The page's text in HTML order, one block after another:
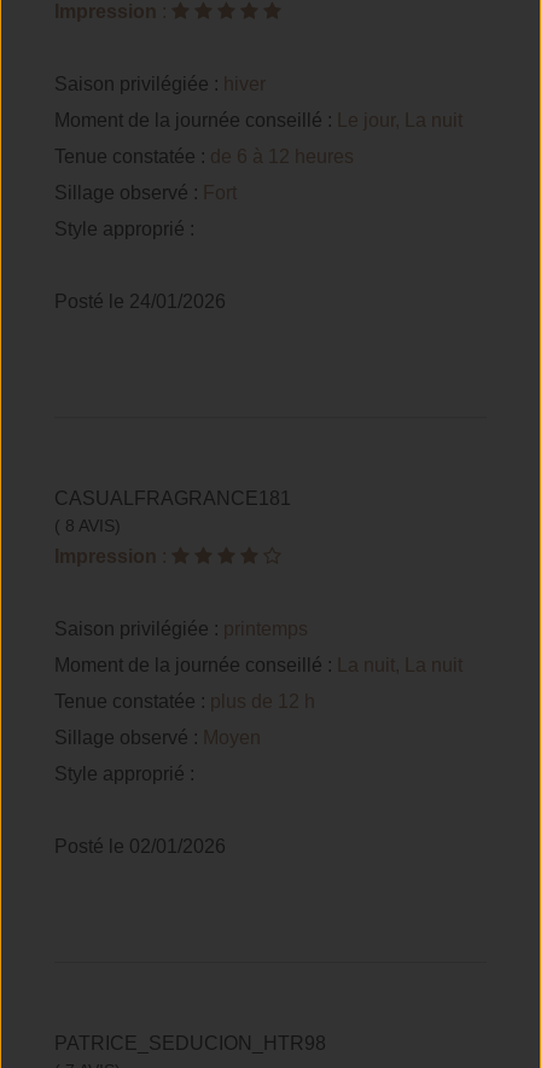
Impression :
Saison privilégiée : hiver
Moment de la journée conseillé :
Le jour, La nuit
Tenue constatée : de 6 à 12 heures
Sillage observé : Fort
Style approprié :
Posté le 24/01/2026
CASUALFRAGRANCE181
( 8 AVIS)
Impression :
Saison privilégiée : printemps
Moment de la journée conseillé :
La nuit, La nuit
Tenue constatée : plus de 12 h
Sillage observé : Moyen
Style approprié :
Posté le 02/01/2026
PATRICE_SEDUCION_HTR98